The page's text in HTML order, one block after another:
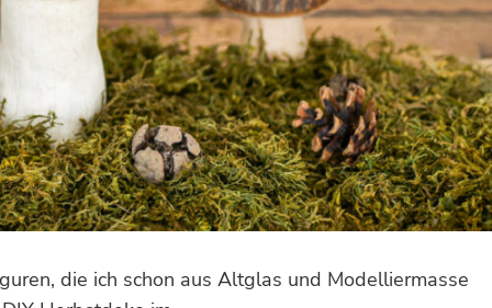
die ich schon aus Altglas und Modelliermasse